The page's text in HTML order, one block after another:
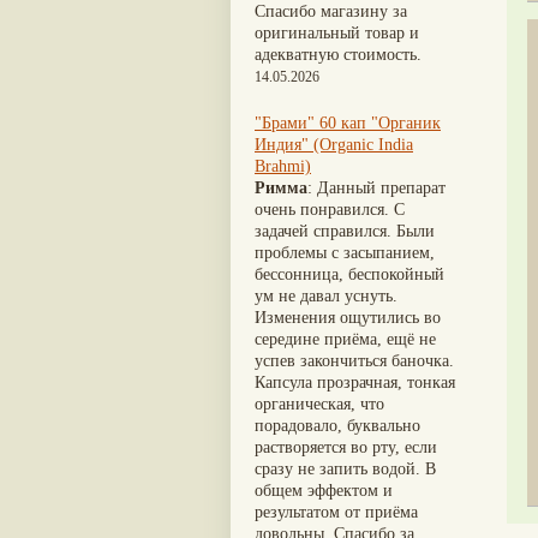
(3)
Аштаваргам
Брихатьяди(3)
Видарьяди(3)
Гуггул
Дханвантарам 101(3)
Дханвантарам тайлам(3)
Кайлаш дживан(3)
Кальянака гритам(3)
Кримикутхар рас(3)
Кунжутное масло (3)
Кутаджа(3)
Кширабала(3)
Лив 52(3)
more...
Шиладжит
(19)
Кориандр
Зира(17)
Крапива индийская(17)
Патола
Холарена - Кутаджа(17)
Шионака(17)
Аджван/Ажгон(16)
Акация катеху(16)
Кальций(16)
Укроп пахучий(16)
Дашамула(15)
Лодхра(14)
Моринга(14)
Перец кубеба(14)
Сахарный тростник
Бхунимба/Андрографис
метельчатый(13)
Гвоздика(13)
Кассия трубчатая(13)
Мезуя железная(13)
Спасибо магазину за
оригинальный товар и
адекватную стоимость.
14.05.2026
"Брами" 60 кап "Органик
Индия" (Organic India
Brahmi)
Римма: Данный препарат
очень понравился. С
задачей справился. Были
проблемы с засыпанием,
бессонница, беспокойный
ум не давал уснуть.
Изменения ощутились во
середине приёма, ещё не
успев закончиться баночка.
Капсула прозрачная, тонкая
органическая, что
порадовало, буквально
растворяется во рту, если
сразу не запить водой. В
общем эффектом и
результатом от приёма
довольны. Спасибо за